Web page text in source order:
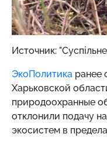
Источник:
ЭкоПолитика ранее
Харьковской
природоохранные
отклонили подачу
экосистем в